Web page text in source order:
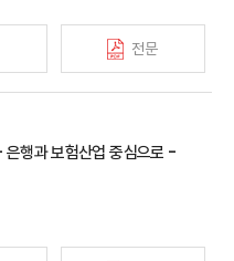
법제 정비 방향과 과제
높으며 적극적인 투자성향을
장기적인 은퇴계획하에서
하고자 하는 집단, 장기적인
반응하는 집단, 자산축적에
것으로 추정된다. 그러나
현금흐름을 확보하기 위해
내 시장에서 독점적 구조를
시장으로 진출하는 것이다.
위해 집중화와 세계화를
다.
피언 전략을 우리나라
고자 한다. 첫 번째 재보험
개방형 국가에 적절할 수
국이나 중국처럼 내수시장
수 있다.
전문
성 한계의 대안을 모색하기
리오 변화 사례와 추이를
배경은 경제와 생산인구
행과 보험산업 중심으로 -